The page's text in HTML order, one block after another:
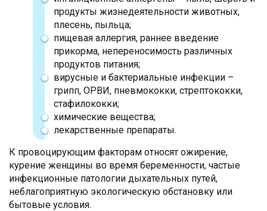
продукты жизнедеятельности животных,
плесень, пыльца;
пищевая аллергия, раннее введение
прикорма, непереносимость различных
продуктов питания;
вирусные и бактериальные инфекции –
грипп, ОРВИ, пневмококки, стрептококки,
стафилококки;
химические вещества;
лекарственные препараты.
К провоцирующим факторам относят ожирение,
курение женщины во время беременности, частые
инфекционные патологии дыхательных путей,
неблагоприятную экологическую обстановку или
бытовые условия.